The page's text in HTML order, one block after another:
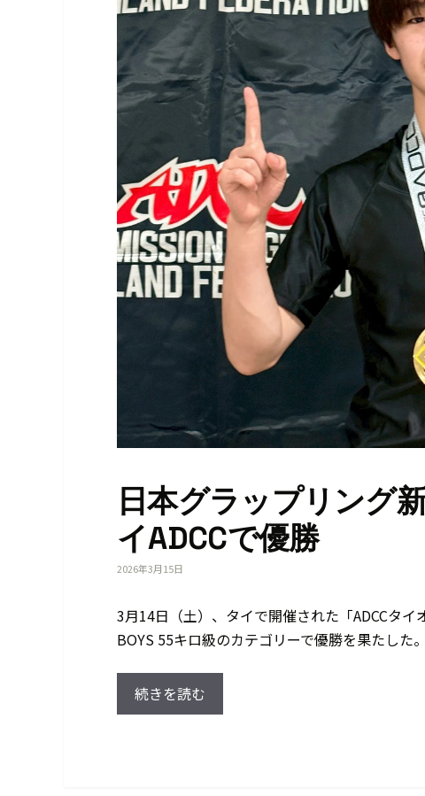
日本グラップリング
イADCCで優勝
2026年3月15日
3月14日（土）、タイで開催された「ADCCタ
BOYS 55キロ級のカテゴリーで優勝を果たした
続きを読む